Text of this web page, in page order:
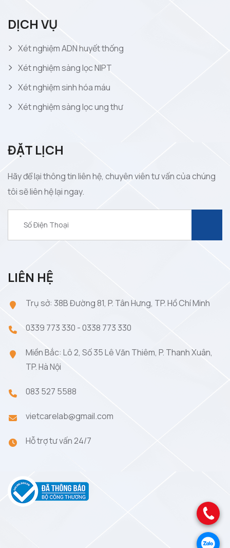
DỊCH VỤ
Xét nghiệm ADN huyết thống
Xét nghiệm sàng lọc NIPT
Xét nghiệm sinh hóa máu
Xét nghiệm sàng lọc ung thư
ĐẶT LỊCH
Hãy để lại thông tin liên hệ, chuyên viên tư vấn của chúng
tôi sẽ liên hệ lại ngay.
LIÊN HỆ
Trụ sở: 38B Đường 81, P. Tân Hưng, TP. Hồ Chí Minh
0339 773 330 -0338 773 330
Miền Bắc: Lô 2, Số 35 Lê Văn Thiêm, P. Thanh Xuân,
TP. Hà Nội
083 527 5588
vietcarelab@gmail.com
Hỗ trợ tư vấn 24/7
.
.